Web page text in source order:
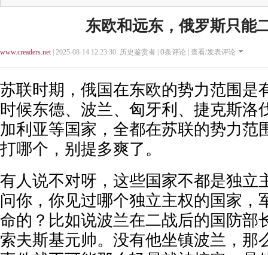
东欧和远东，俄罗斯只能
www.creaders.net| 2025-08-14 12:23:30 历史鉴赏者 | 0条评论 | 查看/发表评论
苏联时期，俄国在东欧的势力范围是
时候东德、波兰、匈牙利、捷克斯洛
加利亚等国家，全都在苏联的势力范
打哪个，别提多爽了。
有人说不对呀，这些国家不都是独立
问你，你见过哪个独立主权的国家，
命的？比如说波兰在二战后的国防部
索夫斯基元帅。没有他坐镇波兰，那